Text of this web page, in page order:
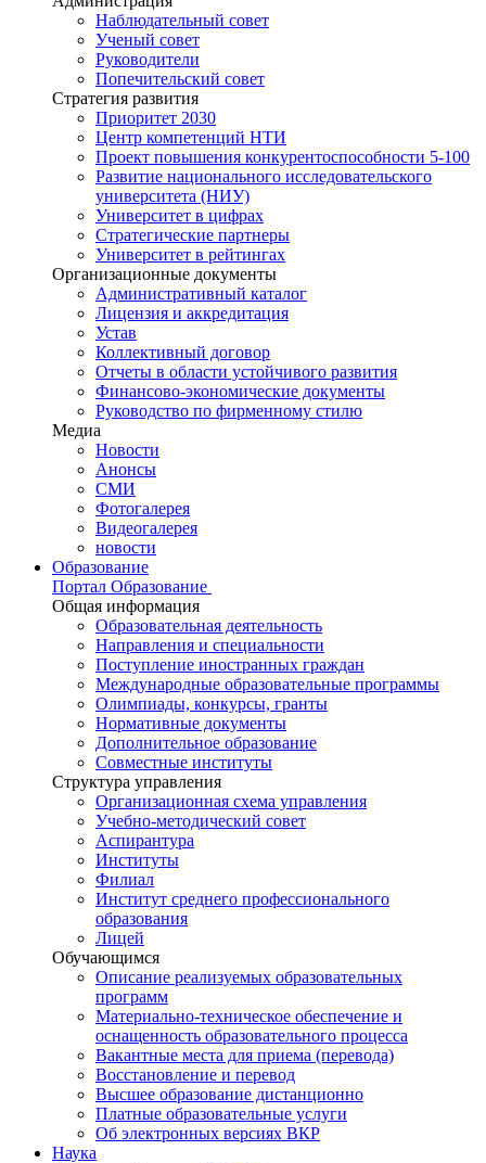
Наблюдательный совет
Ученый совет
Руководители
Попечительский совет
Стратегия развития
Приоритет 2030
Центр компетенций НТИ
Проект повышения конкурентоспособности 5-100
Развитие национального исследовательского
университета (НИУ)
Университет в цифрах
Стратегические партнеры
Университет в рейтингах
Организационные документы
Административный каталог
Лицензия и аккредитация
Устав
Коллективный договор
Отчеты в области устойчивого развития
Финансово-экономические документы
Руководство по фирменному стилю
Медиа
Новости
Анонсы
СМИ
Фотогалерея
Видеогалерея
новости
Образование
Портал Образование
Общая информация
Образовательная деятельность
Направления и специальности
Поступление иностранных граждан
Международные образовательные программы
Олимпиады, конкурсы, гранты
Нормативные документы
Дополнительное образование
Совместные институты
Структура управления
Организационная схема управления
Учебно-методический совет
Аспирантура
Институты
Филиал
Институт среднего профессионального
образования
Лицей
Обучающимся
Описание реализуемых образовательных
программ
Материально-техническое обеспечение и
оснащенность образовательного процесса
Вакантные места для приема (перевода)
Восстановление и перевод
Высшее образование дистанционно
Платные образовательные услуги
Об электронных версиях ВКР
Наука